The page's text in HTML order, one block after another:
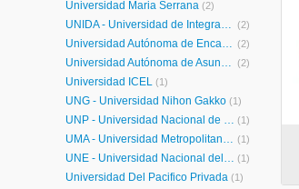
Universidad Maria Serrana (2)
UNIDA - Universidad de Integracion de las Américas (2)
Universidad Autónoma de Encarnación (2)
Universidad Autónoma de Asunción (2)
Universidad ICEL (1)
UNG - Universidad Nihon Gakko (1)
UNP - Universidad Nacional de Pilar (1)
UMA - Universidad Metropolitana de Asunción (1)
UNE - Universidad Nacional del Este (1)
Universidad Del Pacifico Privada (1)